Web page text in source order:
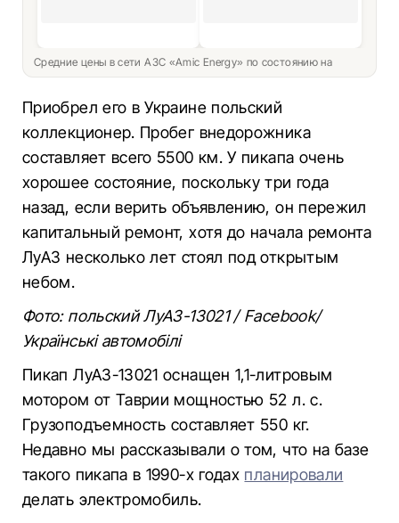
Средние цены в сети АЗС «Amic Energy» по состоянию на
Приобрел его в Украине польский
коллекционер. Пробег внедорожника
составляет всего 5500 км. У пикапа очень
хорошее состояние, поскольку три года
назад, если верить объявлению, он пережил
капитальный ремонт, хотя до начала ремонта
ЛуАЗ несколько лет стоял под открытым
небом.
Фото: польский ЛуАЗ-13021 / Facebook/
Українські автомобілі
Пикап ЛуАЗ-13021 оснащен 1,1-литровым
мотором от Таврии мощностью 52 л. с.
Грузоподъемность составляет 550 кг.
Недавно мы рассказывали о том, что на базе
такого пикапа в 1990-х годах планировали
делать электромобиль.